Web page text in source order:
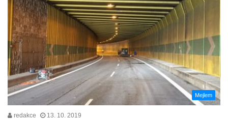
Mejlem
redakce 13. 10. 2019